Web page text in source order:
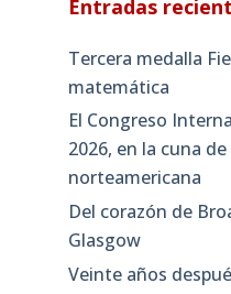
Entradas
Tercera medalla
matemática
El Congreso
2026, en la cuna
norteamericana
Del corazón de
Glasgow
Veinte años